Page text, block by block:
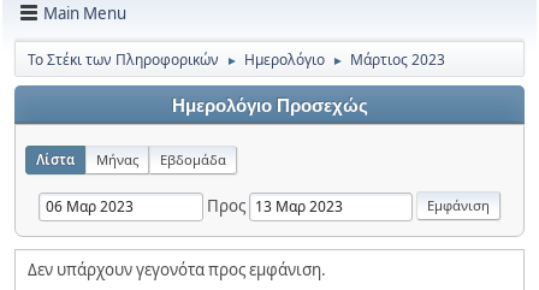
Main Menu
Το Στέκι των Πληροφορικών ► Ημερολόγιο ► Μάρτιος 2023
Ημερολόγιο Προσεχώς
Λίστα Μήνας Εβδομάδα
Προς
Δεν υπάρχουν γεγονότα προς εμφάνιση.